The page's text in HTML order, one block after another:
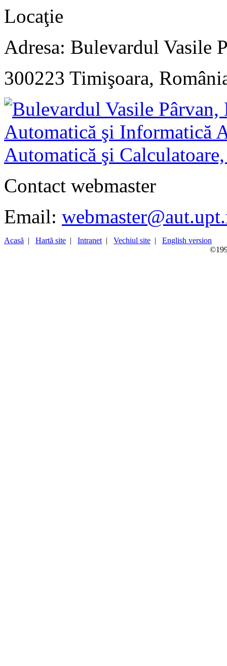
Locaţie
Adresa: Bulevardul Vasile
300223 Timişoara,
Contact webmaster
Email:
Acasă | Hartă site | Intranet | Vechiul site | English version